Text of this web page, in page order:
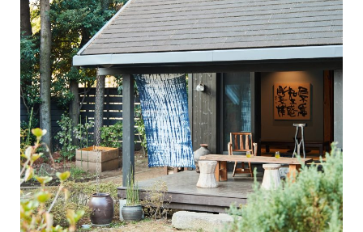
シェア
2026年08月03日
BESS高崎
群馬県高崎市
takasaki.bess.jp